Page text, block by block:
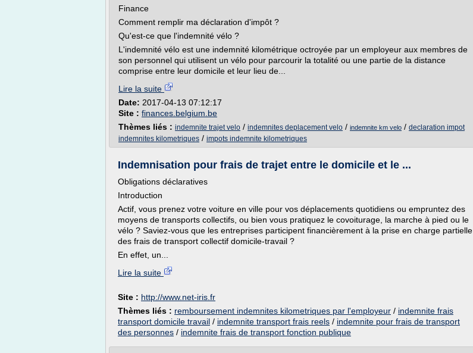
Finance
Comment remplir ma déclaration d'impôt ?
Qu'est-ce que l'indemnité vélo ?
L'indemnité vélo est une indemnité kilométrique octroyée par un employeur aux membres de
son personnel qui utilisent un vélo pour parcourir la totalité ou une partie de la distance
comprise entre leur domicile et leur lieu de...
Lire la suite
Date: 2017-04-13 07:12:17
Site : finances.belgium.be
Thèmes liés : indemnite trajet velo / indemnites deplacement velo / indemnite km velo / declaration impot
indemnites kilometriques / impots indemnite kilometriques
Indemnisation pour frais de trajet entre le domicile et le ...
Obligations déclaratives
Introduction
Actif, vous prenez votre voiture en ville pour vos déplacements quotidiens ou empruntez des
moyens de transports collectifs, ou bien vous pratiquez le covoiturage, la marche à pied ou le
vélo ? Saviez-vous que les entreprises participent financièrement à la prise en charge partielle
des frais de transport collectif domicile-travail ?
En effet, un...
Lire la suite
Site : http://www.net-iris.fr
Thèmes liés : remboursement indemnites kilometriques par l'employeur / indemnite frais
transport domicile travail / indemnite transport frais reels / indemnite pour frais de transport
des personnes / indemnite frais de transport fonction publique